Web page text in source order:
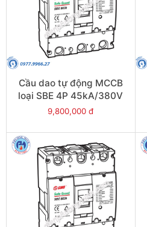
Cầu dao tự động MCCB
loại SBE 4P 45kA/380V
500A - Model
9,800,000 đ